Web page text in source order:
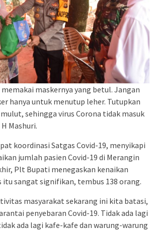
maskernya yang betul. Jangan
hanya untuk menutup leher. Tutupkan
sehingga virus Corona tidak masuk
Mashuri.
koordinasi Satgas Covid-19, menyikapi
jumlah pasien Covid-19 di Merangin
Plt Bupati menegaskan kenaikan
itu sangat signifikan, tembus 138 orang.
masyarakat sekarang ini kita batasi,
penyebaran Covid-19. Tidak ada lagi
ada lagi kafe-kafe dan warung-warung